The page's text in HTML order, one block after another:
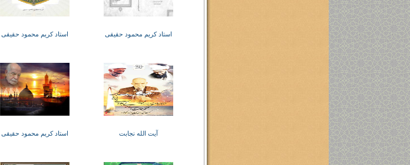
استاد کریم محمود حقیقی استاد کریم محمود حقیقی
آیت الله نجابت استاد کریم محمود حقیقی